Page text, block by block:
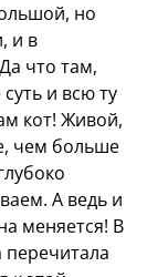
Хаяо
но
и в
что там,
и всю ту
кот! Живой,
чем больше
А ведь и
меняется! В